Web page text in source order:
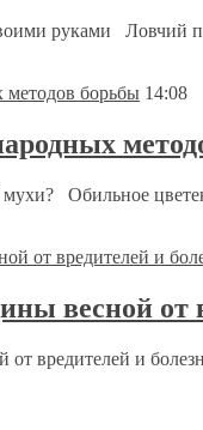
руками Ловчий
14:08
Обильное
весной от
от вредителей и